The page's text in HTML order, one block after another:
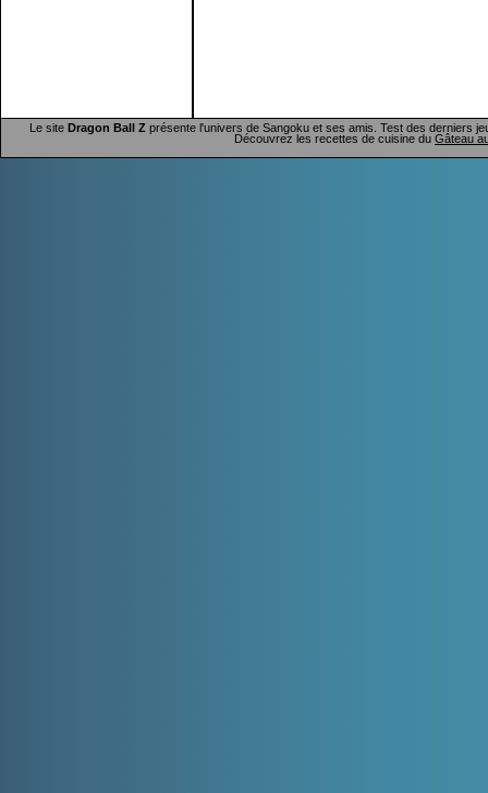
Le site Dragon Ball Zprésente l'univers de Sangoku et ses amis. Test des derniers
Découvrez les recettes de cuisine du Gâteau